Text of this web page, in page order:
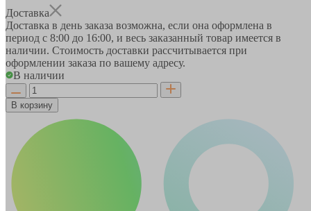
Доставка
Доставка в день заказа возможна, если она оформлена в
период с 8:00 до 16:00, и весь заказанный товар имеется в
наличии. Стоимость доставки рассчитывается при
оформлении заказа по вашему адресу.
В наличии
В корзину